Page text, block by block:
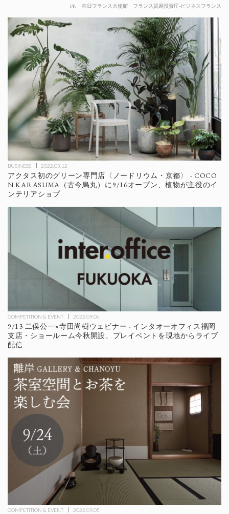
PR 在日フランス大使館 フランス貿易投資庁-ビジネスフランス
BUSINESS 2022.09.12
アクタス初のグリーン専門店〈ノードリウム・京都〉 - COCO
N KARASUMA（古今烏丸）に9/16オープン、植物が主役のイ
ンテリアショプ
COMPETITION & EVENT 2022.09.06
9/13 二俣公一×寺田尚樹ウェビナー - インタオーオフィス福岡
支店・ショールーム今秋開設、プレイベントを現地からライブ
配信
COMPETITION & EVENT 2022.09.05